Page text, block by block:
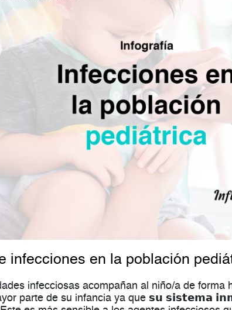
infecciones en la población
infecciosas acompañan al niño/a de forma
parte de su infancia ya que 𝘀𝘂 𝘀𝗶𝘀𝘁𝗲𝗺𝗮